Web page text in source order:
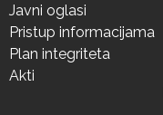
Javni oglasi
Pristup informacijama
Plan integriteta
Akti